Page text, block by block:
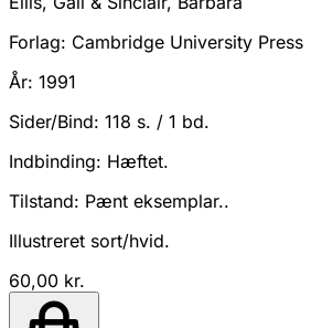
Forlag: Cambridge University Press
År: 1991
Sider/Bind: 118 s. / 1 bd.
Indbinding: Hæftet.
Tilstand: Pænt eksemplar..
Illustreret sort/hvid.
60,00 kr.